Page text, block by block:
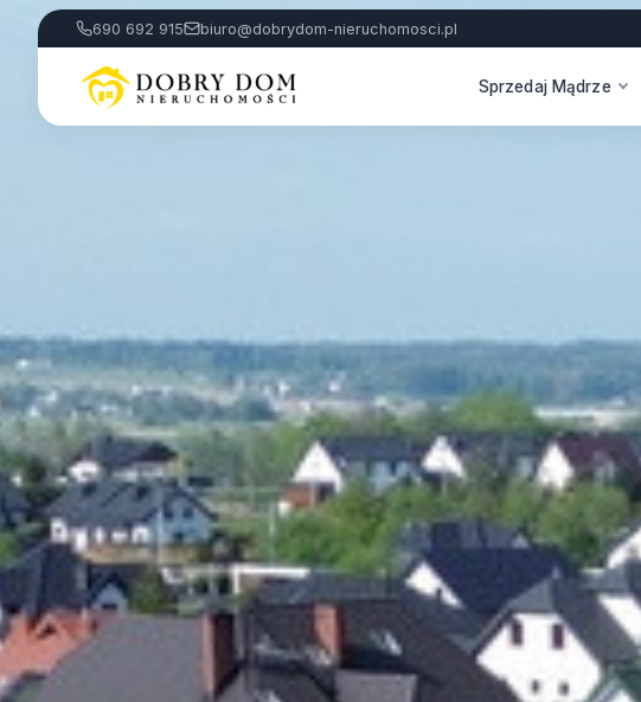
690 692 915 biuro@dobrydom-nieruchomosci.pl
Sprzedaj Mądrze